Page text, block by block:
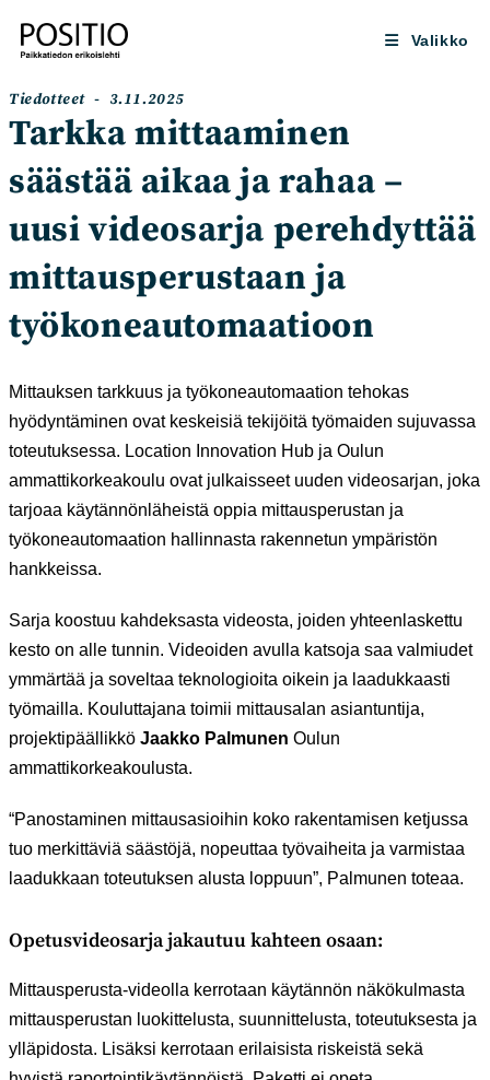
suoraan
sisältöön
Valikko
Artikkelin
kategoria:
Tiedotteet
Artikkeli
julkaistu:
3.11.2025
Tarkka mittaaminen
säästää aikaa ja rahaa –
uusi videosarja perehdyttää
mittausperustaan ja
työkoneautomaatioon
Mittauksen tarkkuus ja työkoneautomaation tehokas
hyödyntäminen ovat keskeisiä tekijöitä työmaiden sujuvassa
toteutuksessa. Location Innovation Hub ja Oulun
ammattikorkeakoulu ovat julkaisseet uuden videosarjan, joka
tarjoaa käytännönläheistä oppia mittausperustan ja
työkoneautomaation hallinnasta rakennetun ympäristön
hankkeissa.
Sarja koostuu kahdeksasta videosta, joiden yhteenlaskettu
kesto on alle tunnin. Videoiden avulla katsoja saa valmiudet
ymmärtää ja soveltaa teknologioita oikein ja laadukkaasti
työmailla. Kouluttajana toimii mittausalan asiantuntija,
projektipäällikkö Jaakko Palmunen Oulun
ammattikorkeakoulusta.
“Panostaminen mittausasioihin koko rakentamisen ketjussa
tuo merkittäviä säästöjä, nopeuttaa työvaiheita ja varmistaa
laadukkaan toteutuksen alusta loppuun”, Palmunen toteaa.
Opetusvideosarja jakautuu kahteen osaan:
Mittausperusta-videolla kerrotaan käytännön näkökulmasta
mittausperustan luokittelusta, suunnittelusta, toteutuksesta ja
ylläpidosta. Lisäksi kerrotaan erilaisista riskeistä sekä